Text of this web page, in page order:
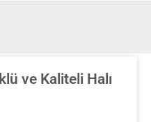
ve Kaliteli Halı